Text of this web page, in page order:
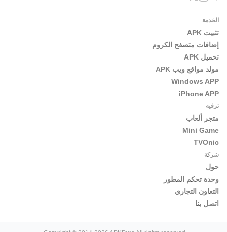
الخدمة
تثبيت APK
إضافات متصفح الكروم
تحميل APK
مولد مواقع ويب APK
Windows APP
iPhone APP
ترفيه
متجر ألعاب
Mini Game
TVOnic
شركة
حول
وحدة تحكم المطور
التعاون التجاري
اتصل بنا